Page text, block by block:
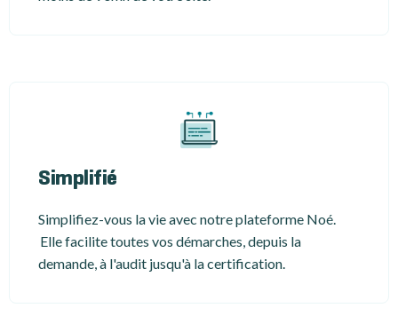
Simplifié
Simplifiez-vous la vie avec notre plateforme Noé.
Elle facilite toutes vos démarches, depuis la
demande, à l'audit jusqu'à la certification.